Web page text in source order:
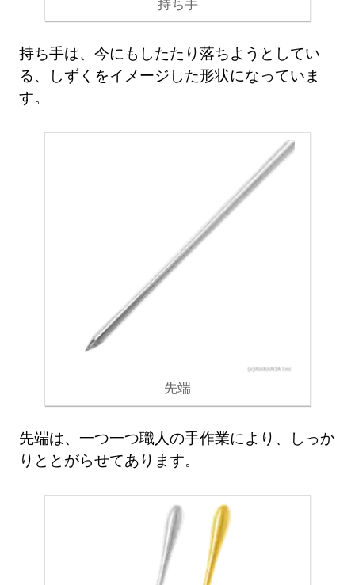
持ち手は、今にもしたたり落ちようとしてい
る、しずくをイメージした形状になっていま
す。
先端
先端は、一つ一つ職人の手作業により、しっか
りととがらせてあります。